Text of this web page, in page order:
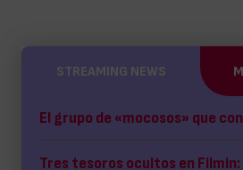
STREAMING NEWS
El grupo de «mocosos» que
Tres tesoros ocultos en Filmin: